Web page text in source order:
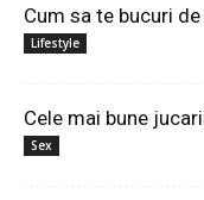
Cum sa te bucuri
Lifestyle
Cele mai bune
Sex